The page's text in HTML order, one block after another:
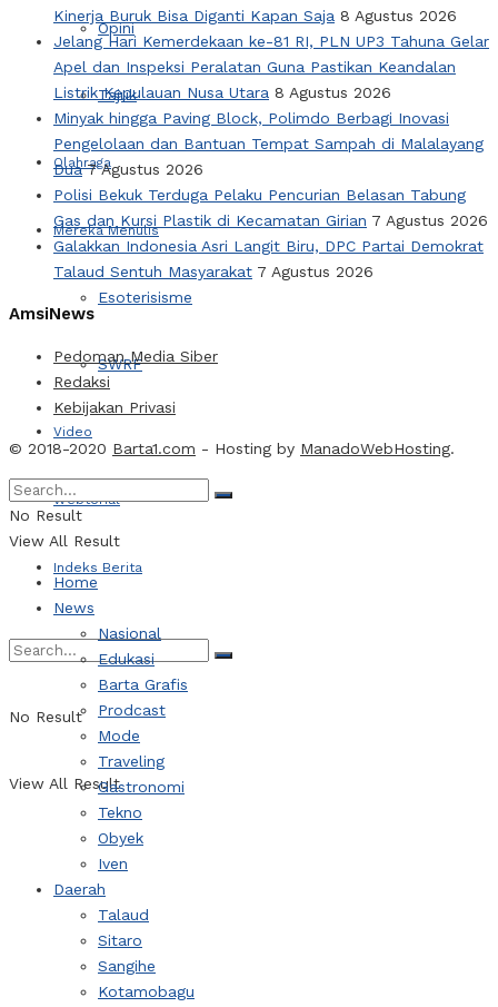
Opini
Tajuk
Olahraga
Mereka Menulis
Esoterisisme
SWRF
Video
Webtorial
Indeks Berita
No Result
View All Result
Kinerja Buruk Bisa Diganti Kapan Saja 8 Agustus 2026
Jelang Hari Kemerdekaan ke-81 RI, PLN UP3 Tahuna Gelar
Apel dan Inspeksi Peralatan Guna Pastikan Keandalan
Listrik Kepulauan Nusa Utara 8 Agustus 2026
Minyak hingga Paving Block, Polimdo Berbagi Inovasi
Pengelolaan dan Bantuan Tempat Sampah di Malalayang
Dua 7 Agustus 2026
Polisi Bekuk Terduga Pelaku Pencurian Belasan Tabung
Gas dan Kursi Plastik di Kecamatan Girian 7 Agustus 2026
Galakkan Indonesia Asri Langit Biru, DPC Partai Demokrat
Talaud Sentuh Masyarakat 7 Agustus 2026
AmsiNews
Pedoman Media Siber
Redaksi
Kebijakan Privasi
© 2018-2020 Barta1.com - Hosting by ManadoWebHosting.
No Result
View All Result
Home
News
Nasional
Edukasi
Barta Grafis
Prodcast
Mode
Traveling
Gastronomi
Tekno
Obyek
Iven
Daerah
Talaud
Sitaro
Sangihe
Kotamobagu